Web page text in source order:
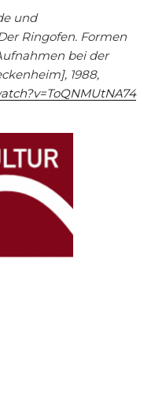
und
Ringofen. Formen
bei der
1988,